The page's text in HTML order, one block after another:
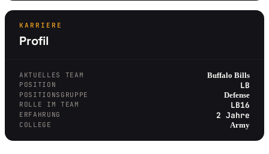
KARRIERE
Profil
AKTUELLES TEAM Buffalo Bills
POSITION LB
POSITIONSGRUPPE Defense
ROLLE IM TEAM LB16
ERFAHRUNG 2 Jahre
COLLEGE Army